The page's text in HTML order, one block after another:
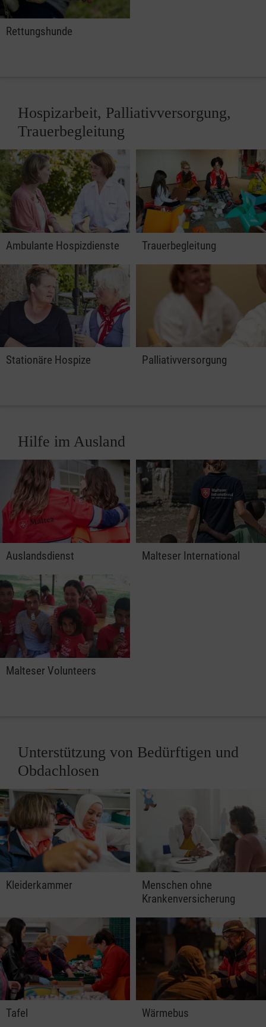
Rettungshunde
Hospizarbeit, Palliativversorgung,
Trauerbegleitung
Ambulante Hospizdienste Trauerbegleitung
Stationäre Hospize Palliativversorgung
Hilfe im Ausland
Auslandsdienst Malteser International
Malteser Volunteers
Unterstützung von Bedürftigen und
Obdachlosen
Kleiderkammer
Menschen ohne
Krankenversicherung
Tafel Wärmebus